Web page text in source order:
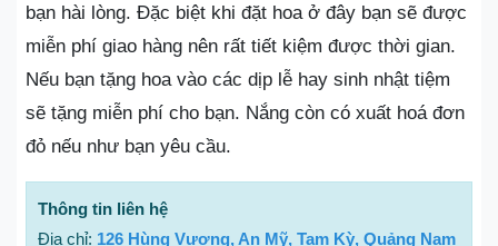
bạn hài lòng. Đặc biệt khi đặt hoa ở đây bạn sẽ được
miễn phí giao hàng nên rất tiết kiệm được thời gian.
Nếu bạn tặng hoa vào các dịp lễ hay sinh nhật tiệm
sẽ tặng miễn phí cho bạn. Nắng còn có xuất hoá đơn
đỏ nếu như bạn yêu cầu.
Thông tin liên hệ
Địa chỉ: 126 Hùng Vương, An Mỹ, Tam Kỳ, Quảng Nam